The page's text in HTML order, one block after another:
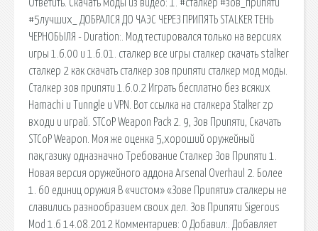
Ответить. Скачать моды из видео: 1. #сталкер #зов_припяти
#5лучших_ ДОБРАЛСЯ ДО ЧАЭС ЧЕРЕЗ ПРИПЯТЬ STALKER ТЕНЬ
ЧЕРНОБЫЛЯ - Duration:. Мод тестировался только на версиях
игры 1.6.00 и 1.6.01. сталкер все игры сталкер скачать stalker
сталкер 2 как скачать сталкер зов припяти сталкер мод моды.
Сталкер зов припяти 1.6.0.2 Играть бесплатно без всяких
Hamachi и Tunngle и VPN. Вот ссылка на сталкера Stalker zp
входи и играй. STCoP Weapon Pack 2. 9, Зов Припяти, Скачать
STCoP Weapon. Моя же оценка 5,хороший оружейный
пак,газику одназначно Требование Сталкер Зов Припяти 1.
Новая версия оружейного аддона Arsenal Overhaul 2. Более
1. 60 единиц оружия В «чистом» «Зове Припяти» сталкеры не
славились разнообразием своих дел. Зов Припяти Sigerous
Mod 1.6 14.08.2012 Комментариев: 0 Добавил:. Добавляет